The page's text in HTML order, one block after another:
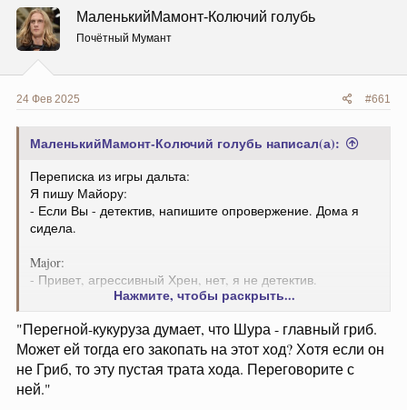
р
т
е
ы
а
ч
л
МаленькийМамонт-Колючий голубь
Почётный Мумант
24 Фев 2025 #661
МаленькийМамонт-Колючий голубь написал(а):
Переписка из игры дальта:
Я пишу Майору:
- Если Вы - детектив, напишите опровержение. Дома я
сидела.
Major:
- Привет, агрессивный Хрен, нет, я не детектив.
- Так кто ты?
Major:
Я - Жандарм. Спокойствие, можете опустить руки.
Предлагаю голосовать против Черешенки, а о Бананьеве
Нажмите, чтобы раскрыть...
"Перегной-кукуруза думает, что Шура - главный гриб.
Может ей тогда его закопать на этот ход? Хотя если он
не Гриб, то эту пустая трата хода. Переговорите с
ней."